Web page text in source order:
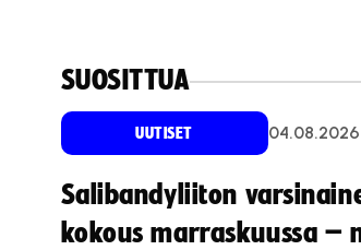
SUOSITTUA
UUTISET 04.08.2026
Salibandyliiton
kokous marraskuussa –